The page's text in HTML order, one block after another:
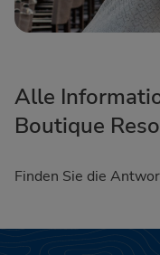
Alle
Boutique
Finden Sie die